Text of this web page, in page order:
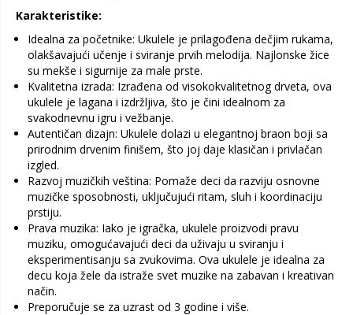
Karakteristike:
Idealna za početnike: Ukulele je prilagođena dečjim rukama,
olakšavajući učenje i sviranje prvih melodija. Najlonske žice
su mekše i sigurnije za male prste.
Kvalitetna izrada: Izrađena od visokokvalitetnog drveta, ova
ukulele je lagana i izdržljiva, što je čini idealnom za
svakodnevnu igru i vežbanje.
Autentičan dizajn: Ukulele dolazi u elegantnoj braon boji sa
prirodnim drvenim finišem, što joj daje klasičan i privlačan
izgled.
Razvoj muzičkih veština: Pomaže deci da razviju osnovne
muzičke sposobnosti, uključujući ritam, sluh i koordinaciju
prstiju.
Prava muzika: Iako je igračka, ukulele proizvodi pravu
muziku, omogućavajući deci da uživaju u sviranju i
eksperimentisanju sa zvukovima. Ova ukulele je idealna za
decu koja žele da istraže svet muzike na zabavan i kreativan
način.
Preporučuje se za uzrast od 3 godine i više.